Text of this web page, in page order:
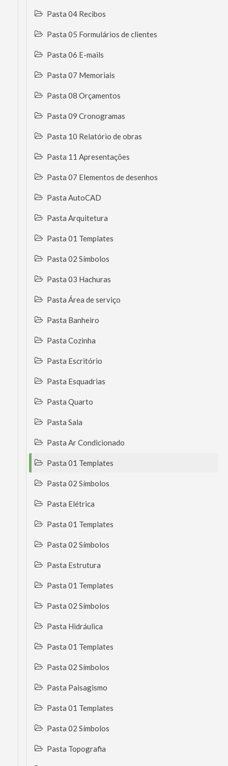
Pasta 04 Recibos
Pasta 05 Formulários de clientes
Pasta 06 E-mails
Pasta 07 Memoriais
Pasta 08 Orçamentos
Pasta 09 Cronogramas
Pasta 10 Relatório de obras
Pasta 11 Apresentações
Pasta 07 Elementos de desenhos
Pasta AutoCAD
Pasta Arquitetura
Pasta 01 Templates
Pasta 02 Símbolos
Pasta 03 Hachuras
Pasta Área de serviço
Pasta Banheiro
Pasta Cozinha
Pasta Escritório
Pasta Esquadrias
Pasta Quarto
Pasta Sala
Pasta Ar Condicionado
Pasta 01 Templates
Pasta 02 Símbolos
Pasta Elétrica
Pasta 01 Templates
Pasta 02 Símbolos
Pasta Estrutura
Pasta 01 Templates
Pasta 02 Símbolos
Pasta Hidráulica
Pasta 01 Templates
Pasta 02 Símbolos
Pasta Paisagismo
Pasta 01 Templates
Pasta 02 Símbolos
Pasta Topografia